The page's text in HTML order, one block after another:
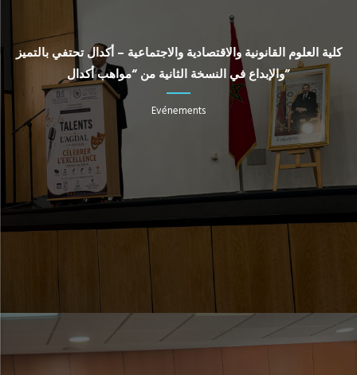
كلية العلوم القانونية والاقتصادية والاجتماعية – أكدال تحتفي بالتميز
والإبداع في النسخة الثانية من “مواهب أكدال”
Evénements